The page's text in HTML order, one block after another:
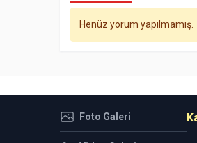
Henüz yorum yapılmamış.
Foto Galeri